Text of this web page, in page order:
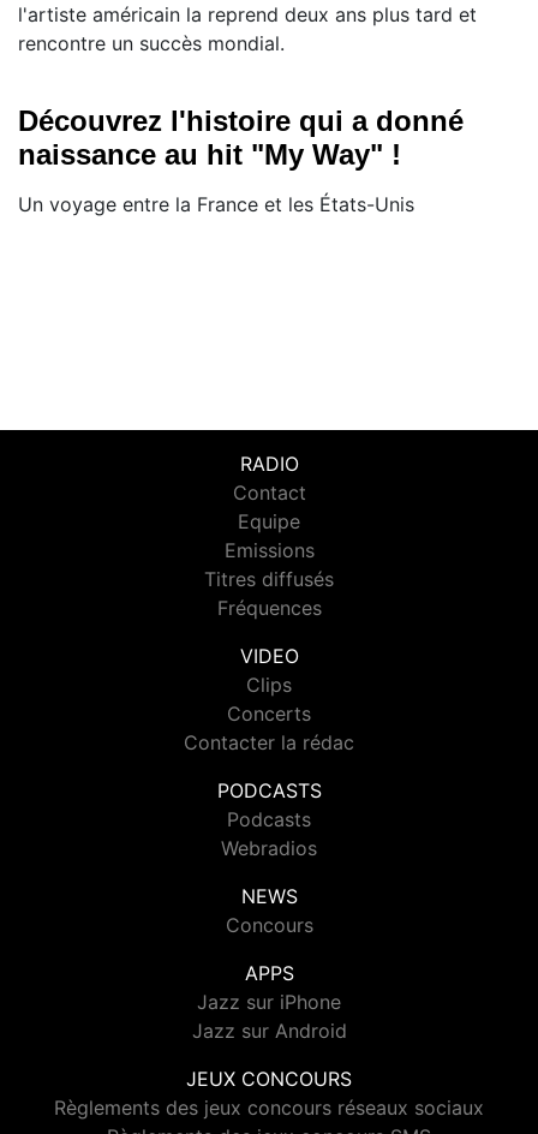
l'artiste américain la reprend deux ans plus tard et
rencontre un succès mondial.
Découvrez l'histoire qui a donné
naissance au hit "My Way" !
Un voyage entre la France et les États-Unis
RADIO
Contact
Equipe
Emissions
Titres diffusés
Fréquences
VIDEO
Clips
Concerts
Contacter la rédac
PODCASTS
Podcasts
Webradios
NEWS
Concours
APPS
Jazz sur iPhone
Jazz sur Android
JEUX CONCOURS
Règlements des jeux concours réseaux sociaux